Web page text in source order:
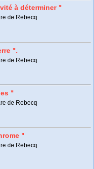
à déterminer "
de Rebecq
".
de Rebecq
"
de Rebecq
"
de Rebecq